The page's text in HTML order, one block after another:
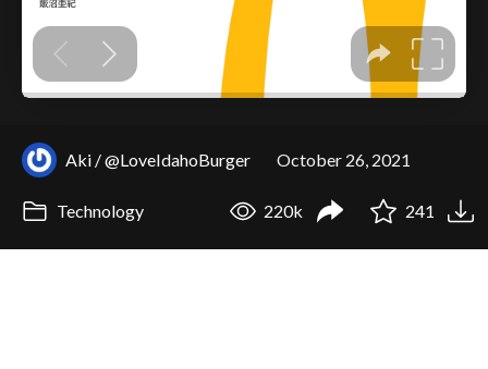
Aki / @LoveIdahoBurger October 26, 2021
Technology 220k 241